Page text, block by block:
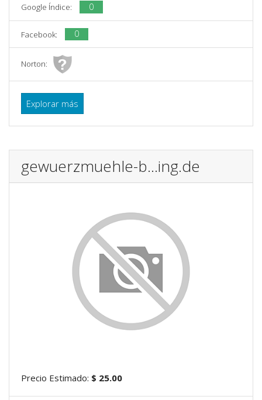
Google Índice: 0
Facebook: 0
Norton:
Explorar más
gewuerzmuehle-b...ing.de
Precio Estimado: $ 25.00